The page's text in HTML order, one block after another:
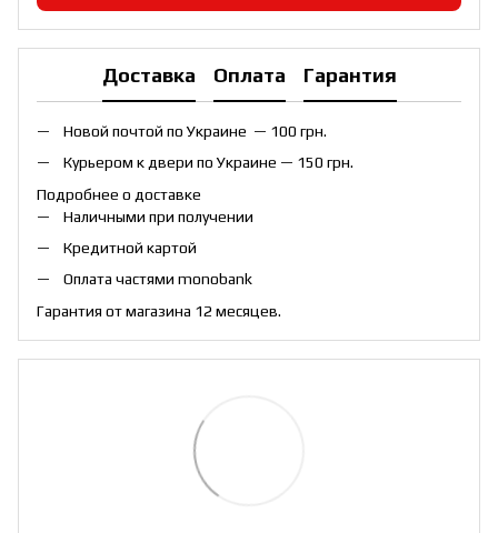
Доставка Оплата Гарантия
Новой почтой по Украине — 100 грн.
Курьером к двери по Украине — 150 грн.
Подробнее о доставке
Наличными при получении
Кредитной картой
Оплата частями monobank
Гарантия от магазина 12 месяцев.